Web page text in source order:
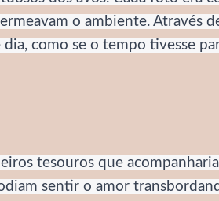
o ambiente. Através
dia, como se o tempo tivesse
tesouros que
sentir o amor